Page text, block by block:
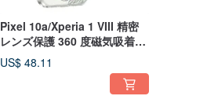
Pixel 10a/Xperia 1 VIII 精密
レンズ保護 360 度磁気吸着ス
タンドケース - 風吹半夏
US$ 48.11